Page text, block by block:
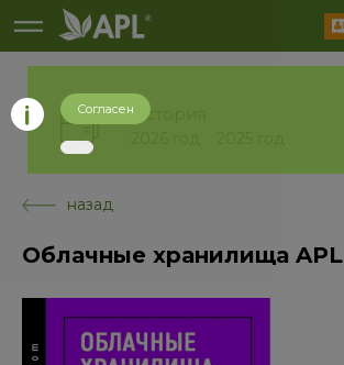
История
назад
Облачные хранилища APL
Согласен